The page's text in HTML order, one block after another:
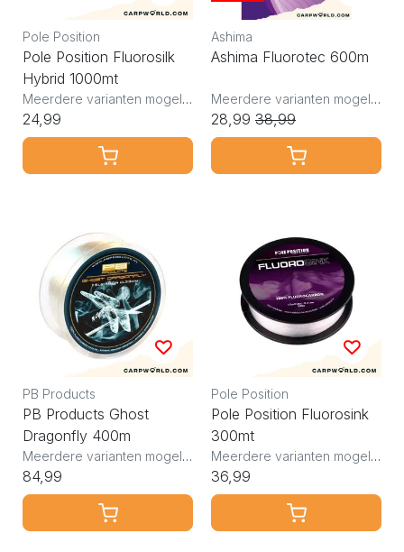
Pole Position
Pole Position Fluorosilk
Hybrid 1000mt
Meerdere varianten mogelijk
24,99
Ashima
Ashima Fluorotec 600m
Meerdere varianten mogelijk
28,99 38,99
PB Products
PB Products Ghost
Dragonfly 400m
Meerdere varianten mogelijk
84,99
Pole Position
Pole Position Fluorosink
300mt
Meerdere varianten mogelijk
36,99